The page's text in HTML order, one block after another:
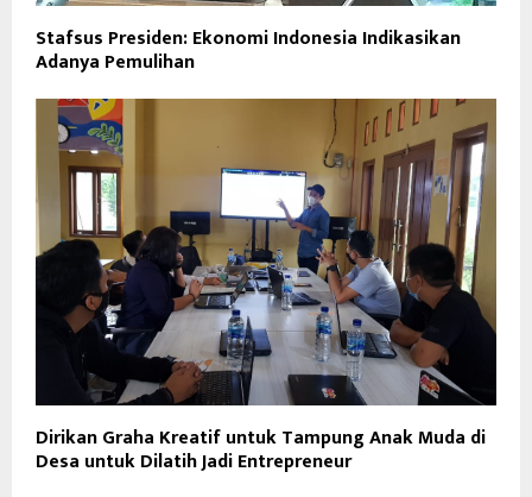
Stafsus Presiden: Ekonomi Indonesia Indikasikan
Adanya Pemulihan
Dirikan Graha Kreatif untuk Tampung Anak Muda di
Desa untuk Dilatih Jadi Entrepreneur